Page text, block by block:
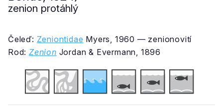
zenion protáhlý
Čeleď: Zeniontidae Myers, 1960 — zenionovití
Rod: Zenion Jordan & Evermann, 1896